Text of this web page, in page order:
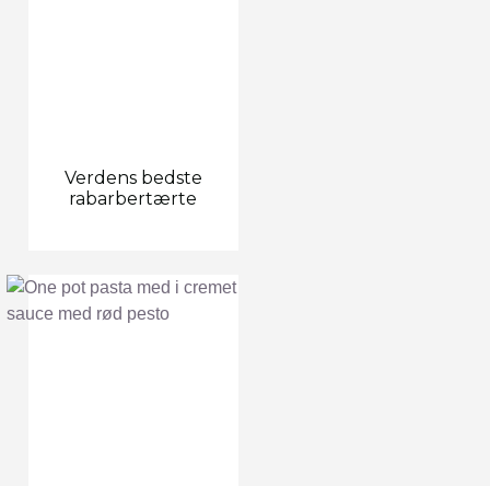
Verdens bedste
rabarbertærte